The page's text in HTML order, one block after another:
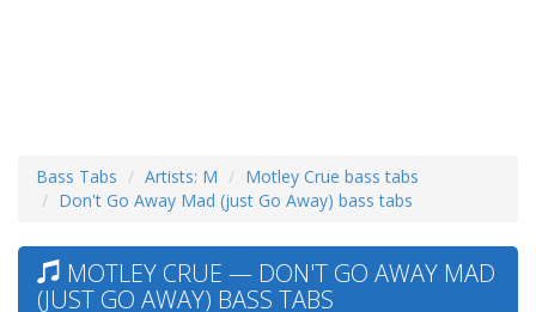
Bass Tabs Artists: M
Motley Crue bass tabs
Don't Go Away Mad (just Go Away) bass tabs
MOTLEY CRUE — DON'T GO AWAY MAD
(JUST GO AWAY) BASS TABS